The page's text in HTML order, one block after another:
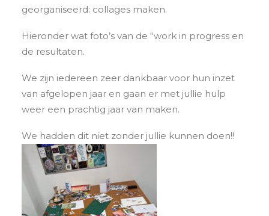
georganiseerd: collages maken.
Hieronder wat foto’s van de “work in progress en
de resultaten.
We zijn iedereen zeer dankbaar voor hun inzet
van afgelopen jaar en gaan er met jullie hulp
weer een prachtig jaar van maken.
We hadden dit niet zonder jullie kunnen doen!!